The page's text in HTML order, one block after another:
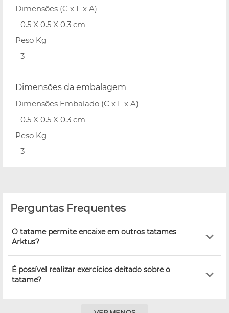
Dimensões (C x L x A)
0.5 X 0.5 X 0.3 cm
Peso Kg
3
Dimensões da embalagem
Dimensões Embalado (C x L x A)
0.5 X 0.5 X 0.3 cm
Peso Kg
3
Perguntas Frequentes
O tatame permite encaixe em outros tatames
Arktus?
É possível realizar exercícios deitado sobre o
tatame?